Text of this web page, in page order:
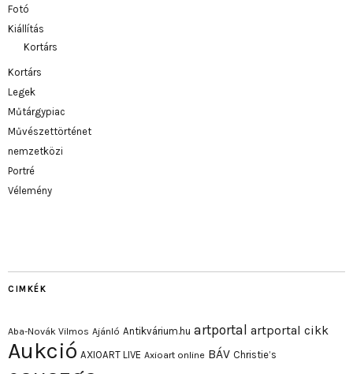
Fotó
Kiállítás
Kortárs
Kortárs
Legek
Műtárgypiac
Művészettörténet
nemzetközi
Portré
Vélemény
CIMKÉK
Aba-Novák Vilmos Ajánló Antikvárium.hu artportal artportal cikk
Aukció AXIOART LIVE Axioart online BÁV Christie’s